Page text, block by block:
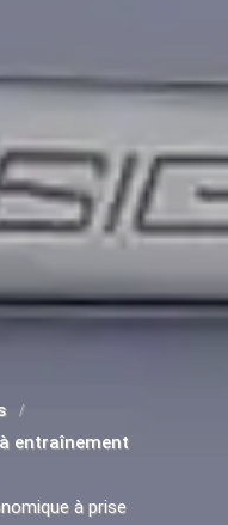
entraînement
à prise